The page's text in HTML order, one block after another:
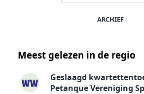
ARCHIEF
Meest gelezen in de regio
Geslaagd
Petanque Vereniging